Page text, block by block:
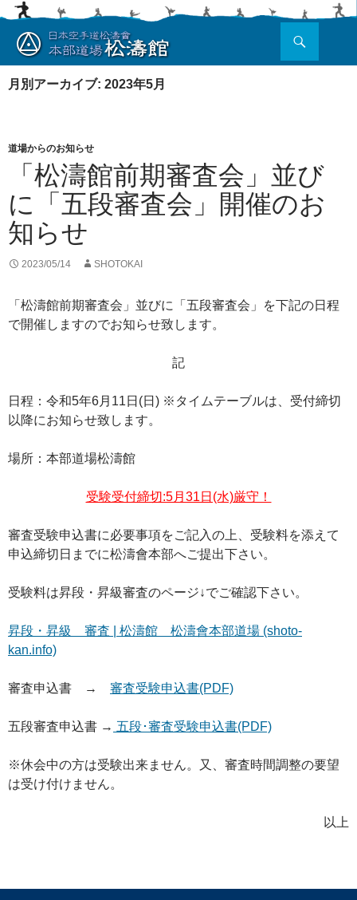
コ
テ
ス
プ
月別アーカイブ: 2023年5月
道場からのお知らせ
「松濤館前期審査会」並び
に「五段審査会」開催のお
知らせ
2023/05/14 SHOTOKAI
「松濤館前期審査会」並びに「五段審査会」を下記の日程
で開催しますのでお知らせ致します。
記
日程：令和5年6月11日(日) ※タイムテーブルは、受付締切
以降にお知らせ致します。
場所：本部道場松濤館
受験受付締切:5月31日(水)厳守！
審査受験申込書に必要事項をご記入の上、受験料を添えて
申込締切日までに松濤會本部へご提出下さい。
受験料は昇段・昇級審査のページ↓でご確認下さい。
昇段・昇級 審査 | 松濤館 松濤會本部道場 (shoto-
kan.info)
審査申込書 → 審査受験申込書(PDF)
五段審査申込書 → 五段･審査受験申込書(PDF)
※休会中の方は受験出来ません。又、審査時間調整の要望
は受け付けません。
以上